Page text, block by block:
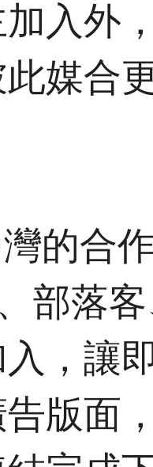
入外
媒合
的合
部落
，讓
版面